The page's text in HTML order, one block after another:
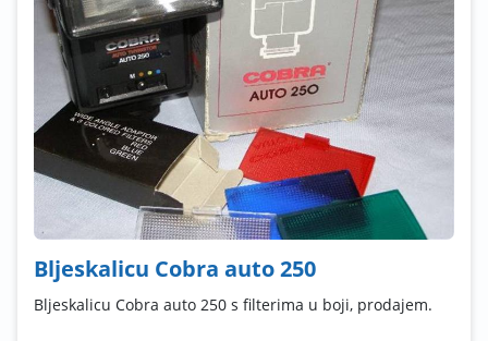
Bljeskalicu Cobra auto 250
Bljeskalicu Cobra auto 250 s filterima u boji, prodajem.